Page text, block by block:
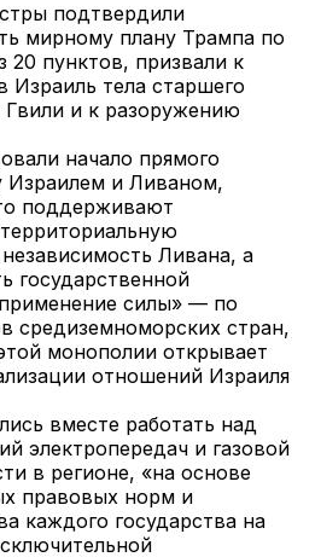
подтвердили
мирному плану Трампа по
20 пунктов, призвали к
Израиль тела старшего
и к разоружению
начало прямого
Израилем и Ливаном,
поддерживают
Ливана, а
государственной
силы» — по
средиземноморских стран,
монополии открывает
отношений Израиля
вместе работать над
электропередач и газовой
в регионе, «на основе
правовых норм и
каждого государства на